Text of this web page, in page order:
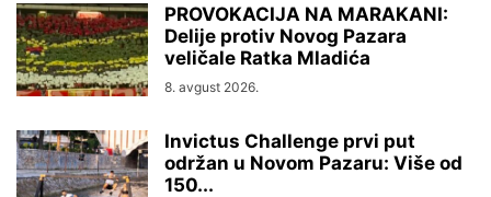
PROVOKACIJA NA MARAKANI:
Delije protiv Novog Pazara
veličale Ratka Mladića
8. avgust 2026.
Invictus Challenge prvi put
održan u Novom Pazaru: Više od
150...